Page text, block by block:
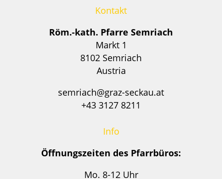
Kontakt
Röm.-kath. Pfarre Semriach
Markt 1
8102 Semriach
Austria
semriach@graz-seckau.at
+43 3127 8211
Info
Öffnungszeiten des Pfarrbüros:
Mo. 8-12 Uhr